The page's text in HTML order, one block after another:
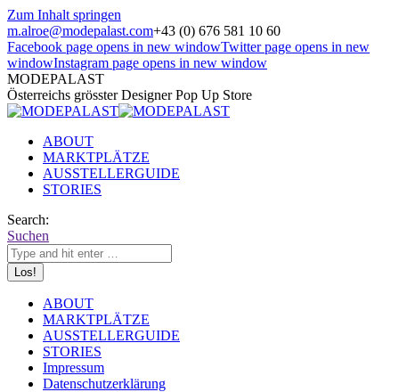
Zum Inhalt springen
m.alroe@modepalast.com+43 (0) 676 581 10 60
Facebook page opens in new windowTwitter page opens in new
windowInstagram page opens in new window
MODEPALAST
Österreichs grösster Designer Pop Up Store
ABOUT
MARKTPLÄTZE
AUSSTELLERGUIDE
STORIES
Search:
Suchen
ABOUT
MARKTPLÄTZE
AUSSTELLERGUIDE
STORIES
Impressum
Datenschutzerklärung